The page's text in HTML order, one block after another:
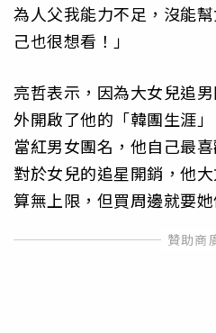
為人父我能力不足，沒能
己也很想看！」
亮哲表示，因為大女兒追
外開啟了他的「韓團生涯
當紅男女團名，他自己最
對於女兒的追星開銷，他
算無上限，但買周邊就要她